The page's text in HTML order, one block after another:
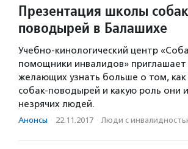
Презентация школы
поводырей в Балашихе
Учебно-кинологический центр
помощники инвалидов» приглашает
желающих узнать больше о том,
собак-поводырей и какую роль они
незрячих людей.
Анонсы · 22.11.2017 · Люди с